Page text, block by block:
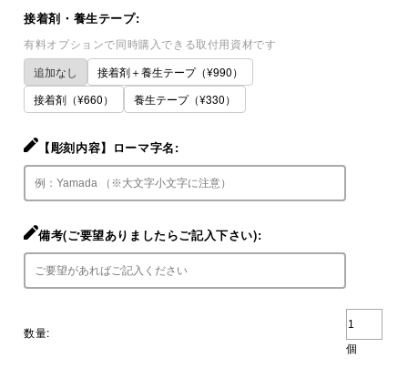
接着剤・養生テープ:
有料オプションで同時購入できる取付用資材です
追加なし
接着剤＋養生テープ（¥990）
接着剤（¥660）
養生テープ（¥330）
【彫刻内容】ローマ字名:
備考(ご要望ありましたらご記入下さい):
数量:
個